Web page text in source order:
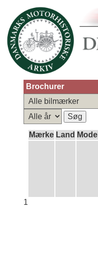
Brochurer
Mærke Land Model
1